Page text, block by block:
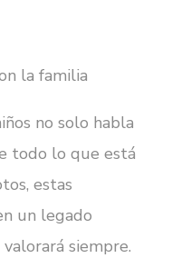
la familia
no solo habla
todo lo que está
estas
un legado
siempre.